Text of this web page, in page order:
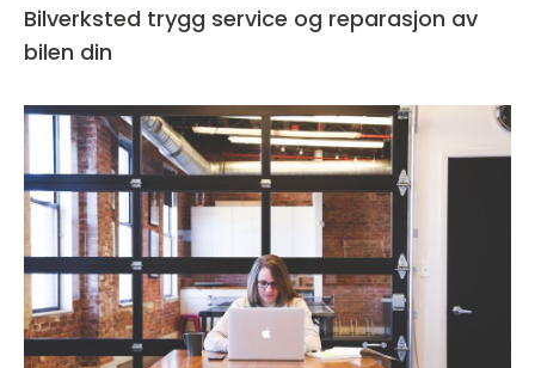
Bilverksted trygg service og reparasjon av
bilen din